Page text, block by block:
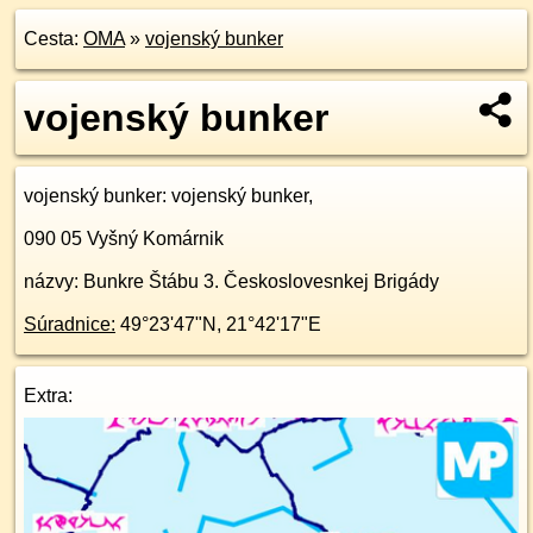
Cesta: OMA» vojenský bunker
vojenský bunker
vojenský bunker: vojenský bunker,
090 05 Vyšný Komárnik
názvy: Bunkre Štábu 3. Českoslovesnkej Brigády
Súradnice: 49°23'47"N , 21°42'17"E
Extra: